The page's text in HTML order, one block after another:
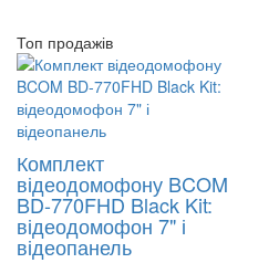
Топ продажів
Комплект
відеодомофону BCOM
BD-770FHD Black Kit:
відеодомофон 7" і
відеопанель